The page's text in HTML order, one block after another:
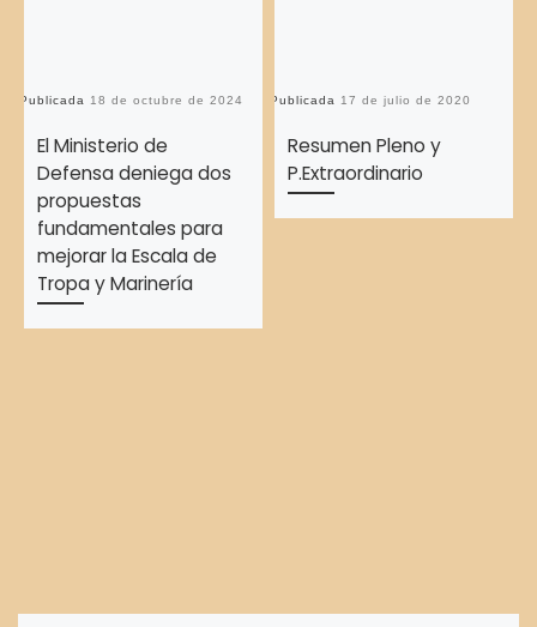
Publicada 18 de octubre de 2024
El Ministerio de
Defensa deniega dos
propuestas
fundamentales para
mejorar la Escala de
Tropa y Marinería
Publicada 17 de julio de 2020
Resumen Pleno y
P.Extraordinario